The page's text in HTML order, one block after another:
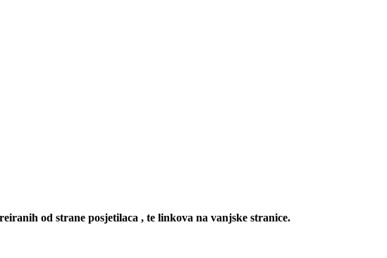
od strane posjetilaca , te linkova na vanjske stranice.